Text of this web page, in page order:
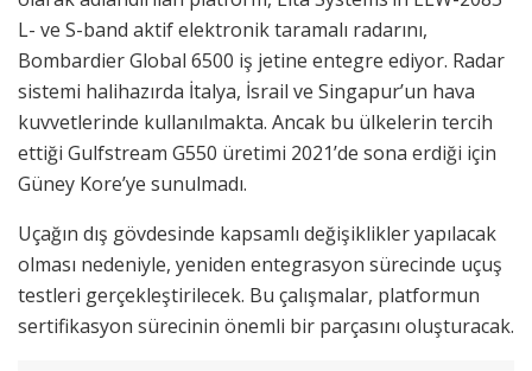
L- ve S-band aktif elektronik taramalı radarını,
Bombardier Global 6500 iş jetine entegre ediyor. Radar
sistemi halihazırda İtalya, İsrail ve Singapur’un hava
kuvvetlerinde kullanılmakta. Ancak bu ülkelerin tercih
ettiği Gulfstream G550 üretimi 2021’de sona erdiği için
Güney Kore’ye sunulmadı.
Uçağın dış gövdesinde kapsamlı değişiklikler yapılacak
olması nedeniyle, yeniden entegrasyon sürecinde uçuş
testleri gerçekleştirilecek. Bu çalışmalar, platformun
sertifikasyon sürecinin önemli bir parçasını oluşturacak.